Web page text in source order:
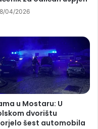
04/2026
u Mostaru: U
dvorištu
šest automobila